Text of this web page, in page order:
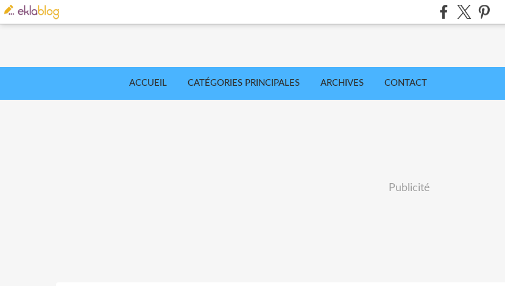
ACCUEIL CATÉGORIES PRINCIPALES ARCHIVES CONTACT
Publicité